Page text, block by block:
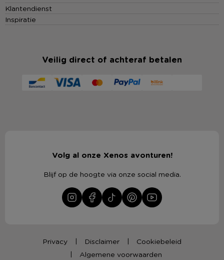
Klantendienst
Inspiratie
Veilig direct of achteraf betalen
Volg al onze Xenos avonturen!
Blijf op de hoogte via onze social media.
Privacy Disclaimer
Cookiebeleid
Algemene voorwaarden